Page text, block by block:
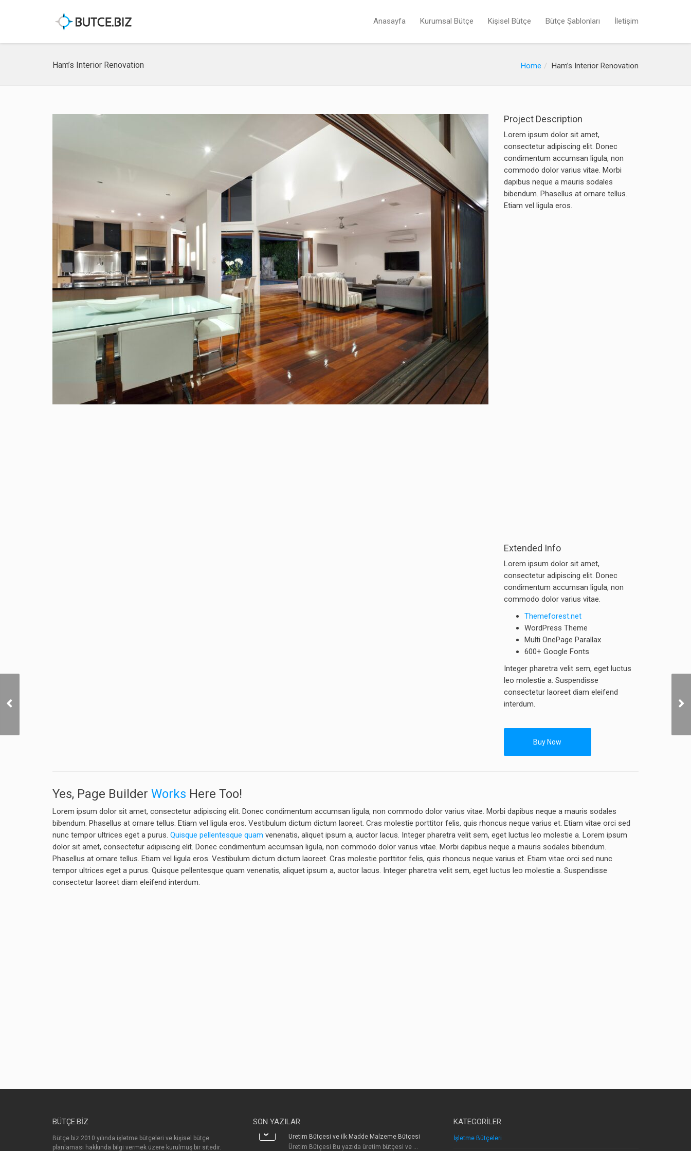
Anasayfa Kurumsal Bütçe Kişisel Bütçe Bütçe Şablonları İletişim
Ham’s Interior Renovation Home Ham’s Interior Renovation
Project Description
Lorem ipsum dolor sit amet,
consectetur adipiscing elit. Donec
condimentum accumsan ligula, non
commodo dolor varius vitae. Morbi
dapibus neque a mauris sodales
bibendum. Phasellus at ornare tellus.
Etiam vel ligula eros.
Extended Info
Lorem ipsum dolor sit amet,
consectetur adipiscing elit. Donec
condimentum accumsan ligula, non
commodo dolor varius vitae.
Themeforest.net
WordPress Theme
Multi OnePage Parallax
600+ Google Fonts
Integer pharetra velit sem, eget luctus
leo molestie a. Suspendisse
consectetur laoreet diam eleifend
interdum.
Buy Now
Yes, Page Builder Works Here Too!
Lorem ipsum dolor sit amet, consectetur adipiscing elit. Donec condimentum accumsan ligula, non commodo dolor varius vitae. Morbi dapibus neque a mauris sodales
bibendum. Phasellus at ornare tellus. Etiam vel ligula eros. Vestibulum dictum dictum laoreet. Cras molestie porttitor felis, quis rhoncus neque varius et. Etiam vitae orci sed
nunc tempor ultrices eget a purus. Quisque pellentesque quam venenatis, aliquet ipsum a, auctor lacus. Integer pharetra velit sem, eget luctus leo molestie a. Lorem ipsum
dolor sit amet, consectetur adipiscing elit. Donec condimentum accumsan ligula, non commodo dolor varius vitae. Morbi dapibus neque a mauris sodales bibendum.
Phasellus at ornare tellus. Etiam vel ligula eros. Vestibulum dictum dictum laoreet. Cras molestie porttitor felis, quis rhoncus neque varius et. Etiam vitae orci sed nunc
tempor ultrices eget a purus. Quisque pellentesque quam venenatis, aliquet ipsum a, auctor lacus. Integer pharetra velit sem, eget luctus leo molestie a. Suspendisse
consectetur laoreet diam eleifend interdum.
BÜTÇE.BIZ
Bütçe.biz 2010 yılında işletme bütçeleri ve kişisel bütçe
planlaması hakkında bilgi vermek üzere kurulmuş bir sitedir.
SON YAZILAR
Üretim Bütçesi ve ilk Madde Malzeme Bütçesi
Üretim Bütçesi Bu yazıda üretim bütçesi ve ...
KATEGORILER
İşletme Bütçeleri